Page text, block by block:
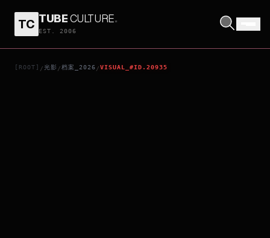
TC TUBECULTURE.
EST. 2006
[ROOT] /光影 /档案_2026 /VISUAL_#ID.20935
PORORO THE MOVIE: SWEET CASTLE ADVENTURE